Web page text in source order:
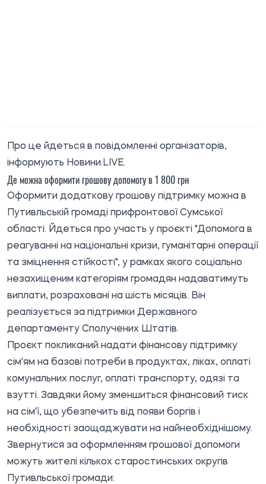
Про це йдеться в повідомленні організаторів,
інформують Новини.LIVE.
Де можна оформити грошову допомогу в 1 800 грн
Оформити додаткову грошову підтримку можна в
Путивльській громаді прифронтової Сумської
області. Йдеться про участь у проєкті "Допомога в
реагуванні на національні кризи, гуманітарні операції
та зміцнення стійкості", у рамках якого соціально
незахищеним категоріям громадян надаватимуть
виплати, розраховані на шість місяців. Він
реалізується за підтримки Державного
департаменту Сполучених Штатів.
Проєкт покликаний надати фінансову підтримку
сім'ям на базові потреби в продуктах, ліках, оплаті
комунальних послуг, оплаті транспорту, одязі та
взутті. Завдяки йому зменшиться фінансовий тиск
на сім'ї, що убезпечить від появи боргів і
необхідності заощаджувати на найнеобхіднішому.
Звернутися за оформленням грошової допомоги
можуть жителі кількох старостинських округів
Путивльської громади: